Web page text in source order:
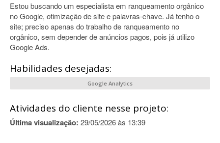
Estou buscando um especialista em ranqueamento orgânico
no Google, otimização de site e palavras-chave. Já tenho o
site; preciso apenas do trabalho de ranqueamento no
orgânico, sem depender de anúncios pagos, pois já utilizo
Google Ads.
Habilidades desejadas:
Google Analytics
Atividades do cliente nesse projeto:
Última visualização: 29/05/2026 às 13:39